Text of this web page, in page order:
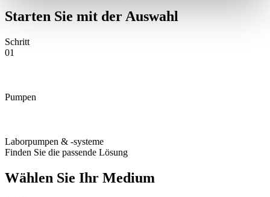
Starten Sie mit der Auswahl
Schritt
01
Pumpen
Laborpumpen & -systeme
Finden Sie die passende Lösung
Wählen Sie Ihr Medium